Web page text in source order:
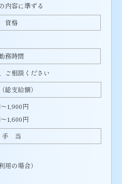
内容に準ずる
資格
務時間
ご相談ください
総支給額）
1,900円
1,600円
手 当
の場合）